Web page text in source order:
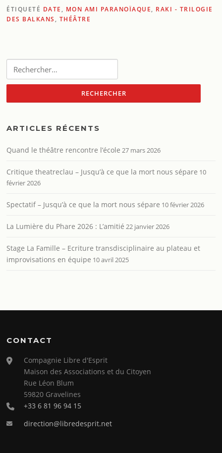
ÉTIQUETÉ DATE , MON AMI PARANOÏAQUE, RAKI - TRILOGIE
DES BALKANS , THÉÂTRE
ARTICLES RÉCENTS
Quand le théâtre rencontre l’école 27 mars 2026
Critique theatreclau – Jusqu’à ce que la mort nous sépare 10
février 2026
Spectatif – Jusqu’à ce que la mort nous sépare 10 février 2026
La Lumière du Phare 2026 : L’amitié 22 janvier 2026
Stage La Famille – Ecriture transdisciplinaire au plateau et
improvisations en équipe 10 avril 2025
CONTACT
Compagnie Libre d'Esprit
Maison des Associations et du Citoyen
Rue Léon Blum
59820 Gravelines
+33 6 81 96 94 15
direction@libredesprit.net